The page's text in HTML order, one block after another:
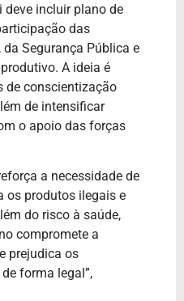
deve incluir plano de
das
Segurança Pública e
A ideia é
de conscientização
de intensificar
o apoio das forças
a necessidade de
os produtos ilegais e
do risco à saúde,
compromete a
prejudica os
forma legal”,